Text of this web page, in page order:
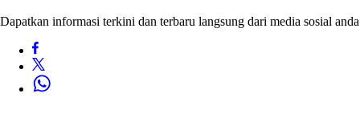
Dapatkan informasi terkini dan terbaru langsung dari media sosial anda